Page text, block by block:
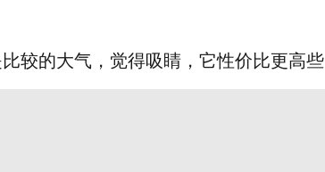
较的大气，觉得吸睛，它性价比更高些